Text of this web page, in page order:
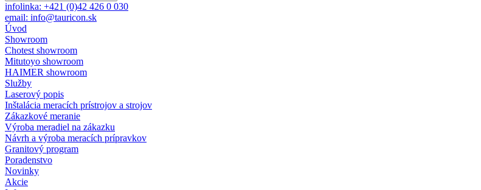
infolinka: +421 (0)42 426 0 030
email: info@tauricon.sk
Úvod
Showroom
Chotest showroom
Mitutoyo showroom
HAIMER showroom
Služby
Laserový popis
Inštalácia meracích prístrojov a strojov
Zákazkové meranie
Výroba meradiel na zákazku
Návrh a výroba meracích prípravkov
Granitový program
Poradenstvo
Novinky
Akcie